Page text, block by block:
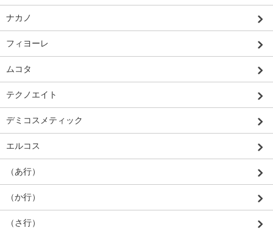
ナカノ
フィヨーレ
ムコタ
テクノエイト
デミコスメティック
エルコス
（あ行）
（か行）
（さ行）